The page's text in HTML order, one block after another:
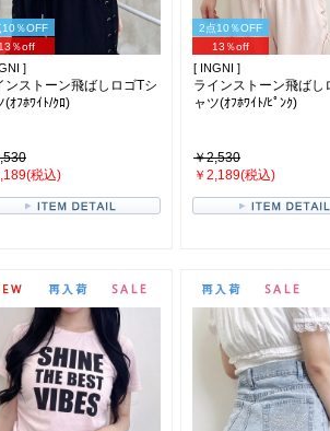
10％OFF
13％off
]
ンストーン飛ばしロゴTシ
(ｵﾌﾎﾜｲﾄ/ｸﾛ)
税込)
2点10％OFF
13％off
[ INGNI ]
ラインストーン飛ばし
ャツ(ｵﾌﾎﾜｲﾄ/ﾋﾟﾝｸ)
￥2,530
￥2,189(税込)